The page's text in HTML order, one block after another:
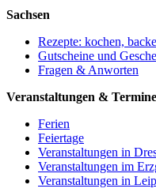
Sachsen
Rezepte: kochen,
Gutscheine und
Fragen & Anworten
Veranstaltungen & Termine
Ferien
Feiertage
Veranstaltungen in
Veranstaltungen im
Veranstaltungen in